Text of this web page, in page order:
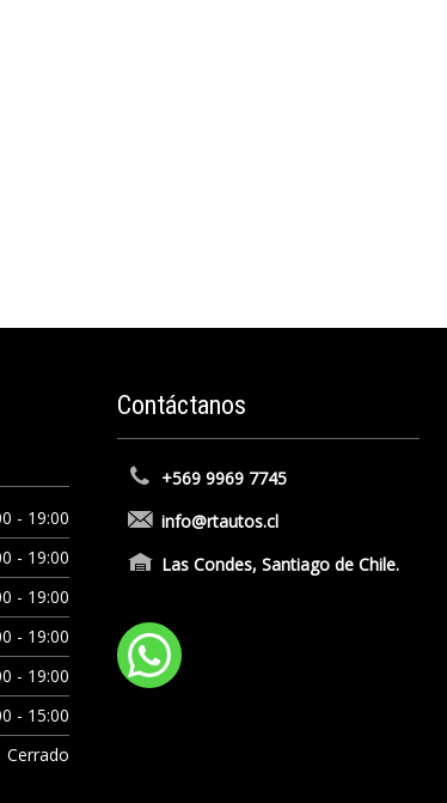
- 19:00
- 19:00
- 19:00
- 19:00
- 19:00
- 15:00
Cerrado
Contáctanos
+569 9969 7745
info@rtautos.cl
Las Condes, Santiago de Chile.